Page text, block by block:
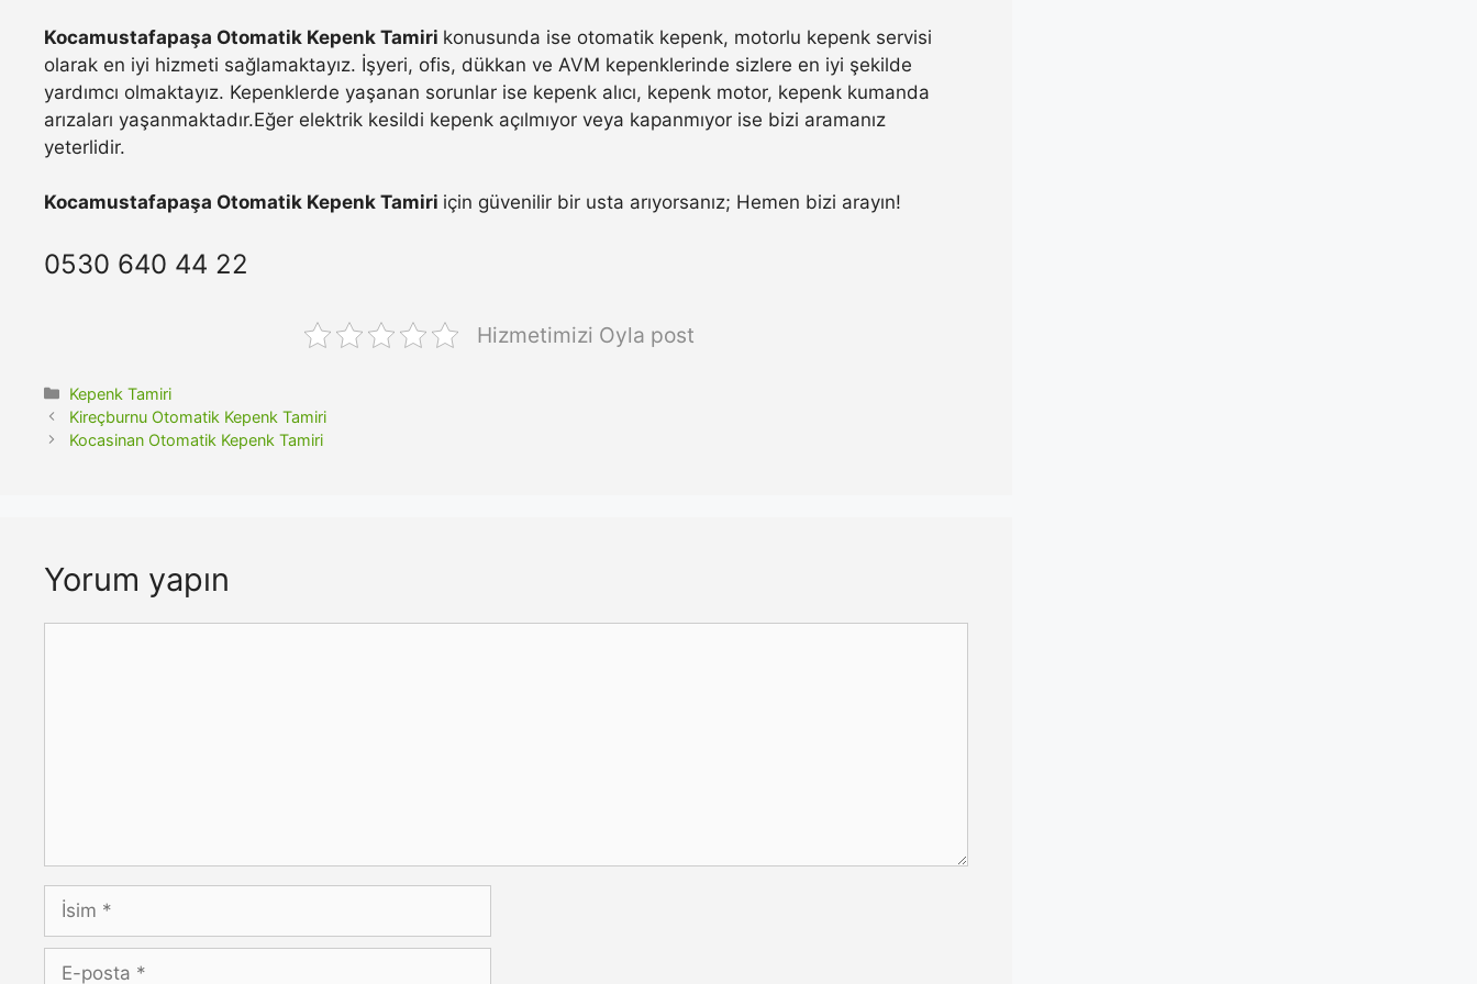
Kocamustafapaşa Otomatik Kepenk Tamiri konusunda ise otomatik kepenk, motorlu kepenk servisi
olarak en iyi hizmeti sağlamaktayız. İşyeri, ofis, dükkan ve AVM kepenklerinde sizlere en iyi şekilde
yardımcı olmaktayız. Kepenklerde yaşanan sorunlar ise kepenk alıcı, kepenk motor, kepenk kumanda
arızaları yaşanmaktadır.Eğer elektrik kesildi kepenk açılmıyor veya kapanmıyor ise bizi aramanız
yeterlidir.
Kocamustafapaşa Otomatik Kepenk Tamiri için güvenilir bir usta arıyorsanız; Hemen bizi arayın!
0530 640 44 22
Hizmetimizi Oyla post
Kategoriler
Kepenk Tamiri
Kireçburnu Otomatik Kepenk Tamiri
Kocasinan Otomatik Kepenk Tamiri
Yorum yapın
İsim